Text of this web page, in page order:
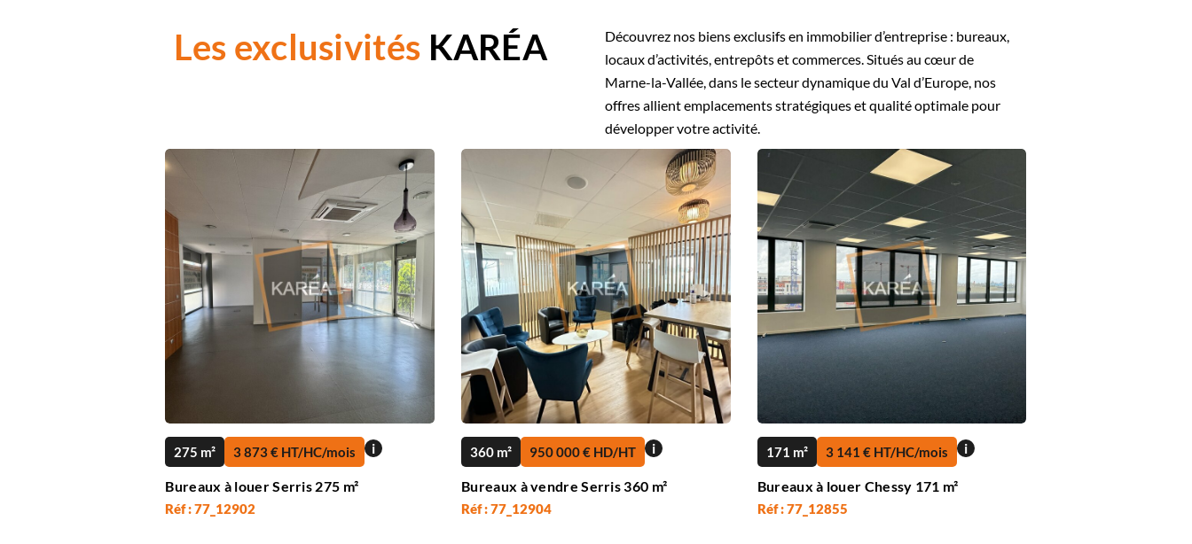
Les exclusivités KARÉA
Découvrez nos biens exclusifs en immobilier d’entreprise : bureaux,
locaux d’activités, entrepôts et commerces. Situés au cœur de
Marne-la-Vallée, dans le secteur dynamique du Val d’Europe, nos
offres allient emplacements stratégiques et qualité optimale pour
développer votre activité.
275 m² 3 873 € HT/HC/mois i
Bureaux à louer Serris 275 m²
Réf : 77_12902
360 m² 950 000 € HD/HT i
Bureaux à vendre Serris 360 m²
Réf : 77_12904
171 m² 3 141 € HT/HC/mois i
Bureaux à louer Chessy 171 m²
Réf : 77_12855